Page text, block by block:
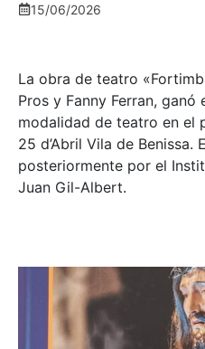
15/06/2026
La obra de teatro «
Pros y Fanny Ferran, ganó
modalidad de teatro en el
25 d’Abril Vila de Benissa.
posteriormente por el
Juan Gil-Albert.